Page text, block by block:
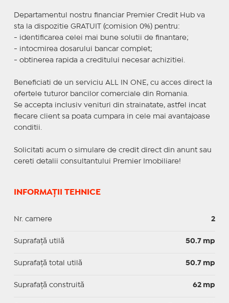
Departamentul nostru financiar Premier Credit Hub va
sta la dispozitie GRATUIT (comision 0%) pentru:
- identificarea celei mai bune solutii de finantare;
- intocmirea dosarului bancar complet;
- obtinerea rapida a creditului necesar achizitiei.
Beneficiati de un serviciu ALL IN ONE, cu acces direct la
ofertele tuturor bancilor comerciale din Romania.
Se accepta inclusiv venituri din strainatate, astfel incat
fiecare client sa poata cumpara in cele mai avantajoase
conditii.
Solicitati acum o simulare de credit direct din anunt sau
cereti detalii consultantului Premier Imobiliare!
INFORMAȚII TEHNICE
Nr. camere 2
Suprafaţă utilă 50.7 mp
Suprafaţă total utilă 50.7 mp
Suprafaţă construită 62 mp